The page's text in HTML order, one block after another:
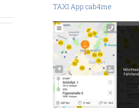
TAXI App cab4me